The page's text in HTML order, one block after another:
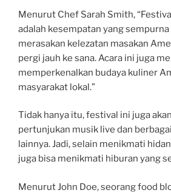
Menurut Chef Sarah Smith,
adalah kesempatan yang
merasakan kelezatan masakan
pergi jauh ke sana. Acara ini juga
memperkenalkan budaya kuliner
masyarakat lokal.”
Tidak hanya itu, festival ini juga
pertunjukan musik live dan
lainnya. Jadi, selain menikmati
juga bisa menikmati hiburan yang
Menurut John Doe, seorang food